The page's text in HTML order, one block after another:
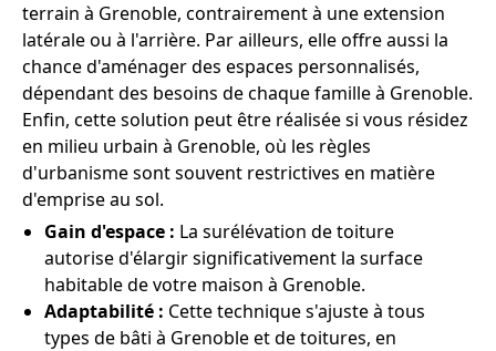
terrain à Grenoble, contrairement à une extension
latérale ou à l'arrière. Par ailleurs, elle offre aussi la
chance d'aménager des espaces personnalisés,
dépendant des besoins de chaque famille à Grenoble.
Enfin, cette solution peut être réalisée si vous résidez
en milieu urbain à Grenoble, où les règles
d'urbanisme sont souvent restrictives en matière
d'emprise au sol.
Gain d'espace : La surélévation de toiture
autorise d'élargir significativement la surface
habitable de votre maison à Grenoble.
Adaptabilité : Cette technique s'ajuste à tous
types de bâti à Grenoble et de toitures, en